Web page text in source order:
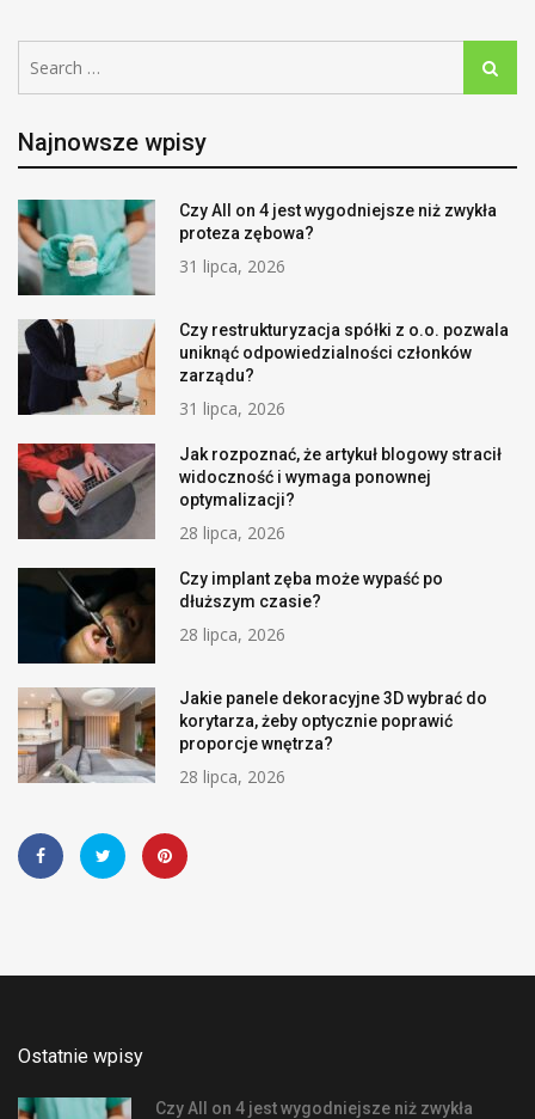
for:
Search
Najnowsze wpisy
Czy All on 4 jest wygodniejsze niż zwykła
proteza zębowa?
31 lipca, 2026
Czy restrukturyzacja spółki z o.o. pozwala
uniknąć odpowiedzialności członków
zarządu?
31 lipca, 2026
Jak rozpoznać, że artykuł blogowy stracił
widoczność i wymaga ponownej
optymalizacji?
28 lipca, 2026
Czy implant zęba może wypaść po
dłuższym czasie?
28 lipca, 2026
Jakie panele dekoracyjne 3D wybrać do
korytarza, żeby optycznie poprawić
proporcje wnętrza?
28 lipca, 2026
Ostatnie wpisy
Czy All on 4 jest wygodniejsze niż zwykła